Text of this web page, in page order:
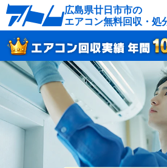
広島県廿日市市の
エアコン無料回収・処
サービスの特徴
対応エリア
よくあるご質問